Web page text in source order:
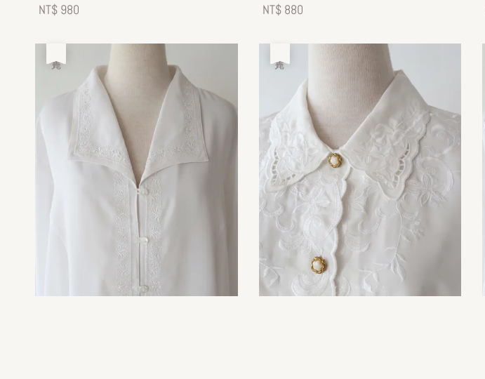
Regular
NT$ 980
Regular
NT$ 880